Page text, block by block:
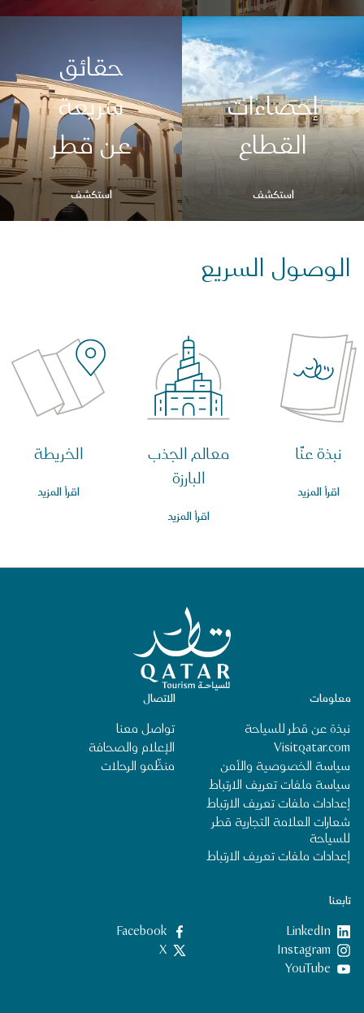
إحصاءات
القطاع
استكشف
حقائق
سريعة
عن قطر
استكشف
الوصول السريع
نبذة عنّا
اقرأ المزيد
معالم الجذب
البارزة
اقرأ المزيد
الخريطة
اقرأ المزيد
الصفحة الرئيسية لقطر للسياحة
تابعنا
LinkedIn
‎Facebook‏
‎Instagram‏
X
YouTube
الاتصال
تواصل معنا
الإعلام والصحافة
منظِّمو الرحلات
معلومات
نبذة عن قطر للسياحة
Visitqatar.com
سياسة الخصوصية والأمن
سياسة ملفات تعريف الارتباط
إعدادات ملفات تعريف الارتباط
شعارات العلامة التجارية قطر
للسياحة
إعدادات ملفات تعريف الارتباط